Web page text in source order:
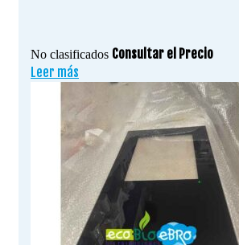
No clasificados Consultar el Precio
Leer más